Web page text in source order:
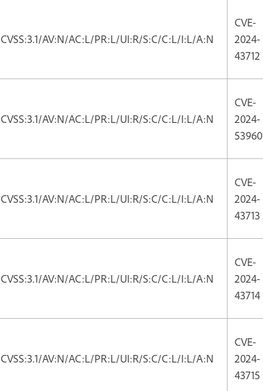
CVSS:3.1/AV:N/AC:L/PR:L/UI:R/S:C/C:L/I:L/A:N
CVE-
2024-
43712
CVSS:3.1/AV:N/AC:L/PR:L/UI:R/S:C/C:L/I:L/A:N
CVE-
2024-
53960
CVSS:3.1/AV:N/AC:L/PR:L/UI:R/S:C/C:L/I:L/A:N
CVE-
2024-
43713
CVSS:3.1/AV:N/AC:L/PR:L/UI:R/S:C/C:L/I:L/A:N
CVE-
2024-
43714
CVSS:3.1/AV:N/AC:L/PR:L/UI:R/S:C/C:L/I:L/A:N
CVE-
2024-
43715